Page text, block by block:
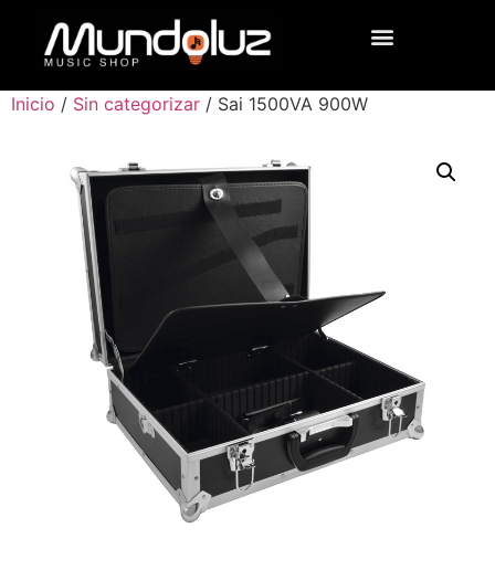
Inicio / Sin categorizar / Sai 1500VA 900W